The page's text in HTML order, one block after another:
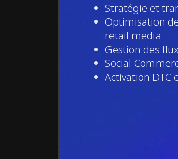
Stratégie et
Optimisation
retail media
Gestion des
Social
Activation DTC